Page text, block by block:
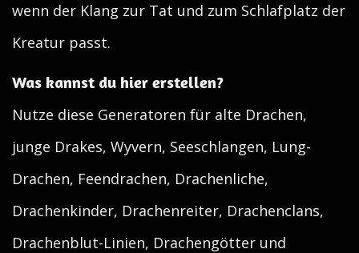
wenn der Klang zur Tat und zum Schlafplatz der
Kreatur passt.
Was kannst du hier erstellen?
Nutze diese Generatoren für alte Drachen,
junge Drakes, Wyvern, Seeschlangen, Lung-
Drachen, Feendrachen, Drachenliche,
Drachenkinder, Drachenreiter, Drachenclans,
Drachenblut-Linien, Drachengötter und